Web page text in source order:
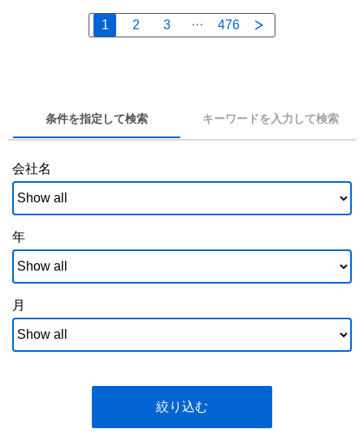
1 2 3 476
条件を指定して検索 キーワードを入力して検索
会社名
年
月
絞り込む